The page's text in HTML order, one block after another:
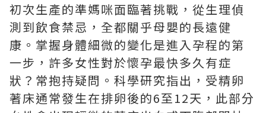
初次生產的準媽咪面臨著挑戰，從生理偵
測到飲食禁忌，全都關乎母嬰的長遠健
康。掌握身體細微的變化是進入孕程的第
一步，許多女性對於懷孕最快多久有症
狀？常抱持疑問。科學研究指出，受精卵
著床通常發生在排卵後的6至12天，此部分